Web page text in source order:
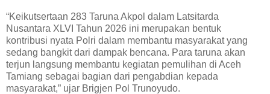
“Keikutsertaan 283 Taruna Akpol dalam Latsitarda
Nusantara XLVI Tahun 2026 ini merupakan bentuk
kontribusi nyata Polri dalam membantu masyarakat yang
sedang bangkit dari dampak bencana. Para taruna akan
terjun langsung membantu kegiatan pemulihan di Aceh
Tamiang sebagai bagian dari pengabdian kepada
masyarakat,” ujar Brigjen Pol Trunoyudo.